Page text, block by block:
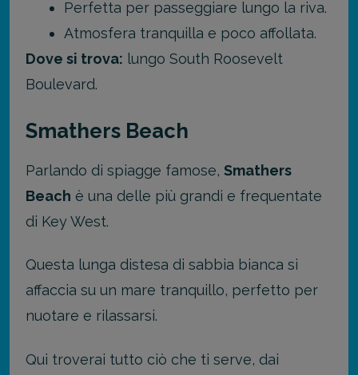
Perfetta per passeggiare lungo la riva.
Atmosfera tranquilla e poco affollata.
Dove si trova: lungo South Roosevelt
Boulevard.
Smathers Beach
Parlando di spiagge famose, Smathers
Beach è una delle più grandi e frequentate
di Key West.
Questa lunga distesa di sabbia bianca si
affaccia su un mare tranquillo, perfetto per
nuotare e rilassarsi.
Qui troverai tutto ciò che ti serve, dai